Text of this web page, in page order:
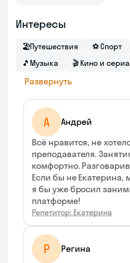
Интересы
🏖Путешествия ⚽ Спорт
🎵 Музыка 🎬 Кино и
Развернуть
А Андрей
Всё нравится, не
преподавателя.
комфортно.
Если бы не Екатерина,
я бы уже бросил
платформе!
Репетитор: Екатерина
Р
Регина